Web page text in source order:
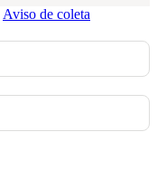
Aviso de coleta